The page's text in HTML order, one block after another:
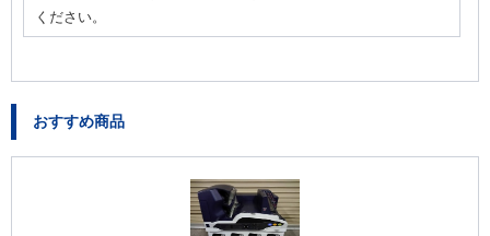
ください。
おすすめ商品